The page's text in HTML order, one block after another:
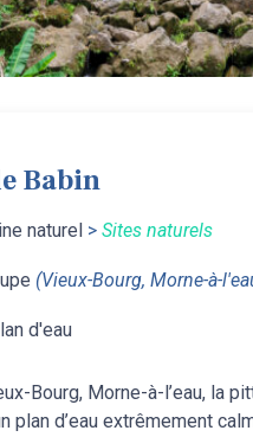
Babin
naturel > Sites naturels
(Vieux-Bourg, Morne-à-
d'eau
Bourg, Morne-à-l’eau, la
plan d’eau extrêmement